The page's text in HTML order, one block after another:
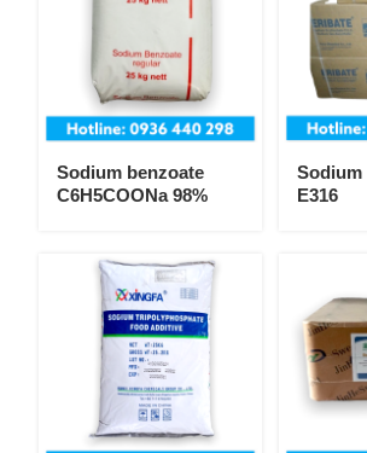
Sodium benzoate
C6H5COONa 98%
Sodium
E316